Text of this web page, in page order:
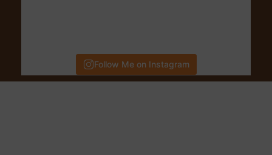
Follow Me on Instagram